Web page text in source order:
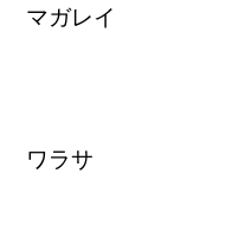
マガレイ
ワラサ